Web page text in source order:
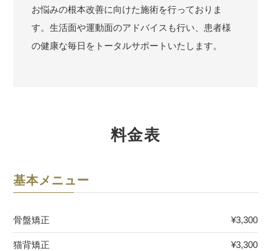
お悩みの根本改善に向けた施術を行っておりま
す。生活面や運動面のアドバイスも行い、患者様
の健康な毎日をトータルサポートいたします。
料金表
基本メニュー
骨盤矯正 ¥3,300
猫背矯正 ¥3,300